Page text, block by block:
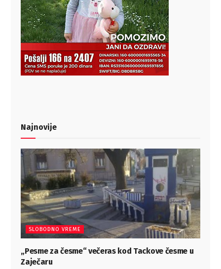
Najnovije
SLOBODNO VREME
„Pesme za česme“ večeras kod Tackove česme u
Zaječaru